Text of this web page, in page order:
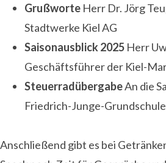
Grußworte Herr Dr. Jörg
Stadtwerke Kiel AG
Saisonausblick 2025 Herr
Geschäftsführer der Kiel-
SteuerradübergabeAn die
Friedrich-Junge-Grundschule
Anschließend gibt es bei